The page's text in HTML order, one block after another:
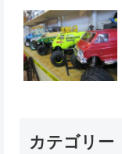
カテゴリー